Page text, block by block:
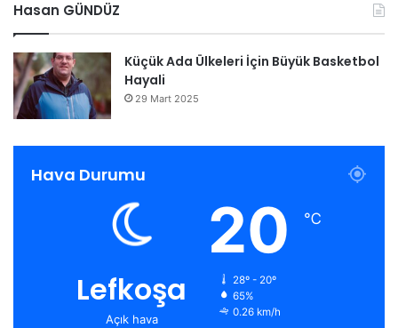
Hasan GÜNDÜZ
Küçük Ada Ülkeleri İçin Büyük Basketbol
Hayali
29 Mart 2025
Hava Durumu
Lefkoşa
Açık hava
20 ℃
28º - 20º
65%
0.26 km/h